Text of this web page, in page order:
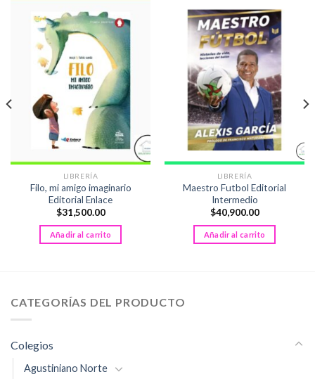
LIBRERÍA
Filo, mi amigo imaginario
Editorial Enlace
$31,500.00
Añadir al carrito
LIBRERÍA
Maestro Futbol Editorial
Intermedio
$40,900.00
Añadir al carrito
CATEGORÍAS DEL PRODUCTO
Colegios
Agustiniano Norte